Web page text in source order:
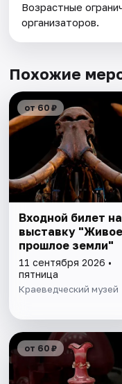
Возрастные
организаторов.
Похожие
от 60 ₽
Входной билет на
выставку "Живое
прошлое земли"
11 сентября 2026 •
пятница
Краеведческий музей
от 60 ₽